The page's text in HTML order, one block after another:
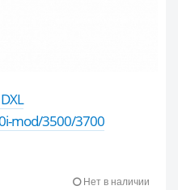
mod/3500/3700
Нет в наличии